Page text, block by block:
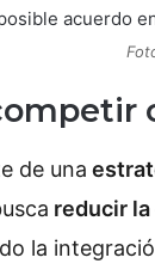
de una
reducir
la